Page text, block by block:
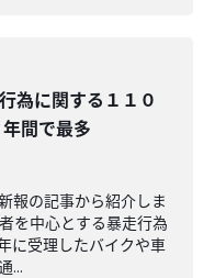
為に関する１１０
間で最多
報の記事から紹介しま
を中心とする暴走行為
に受理したバイクや車
...